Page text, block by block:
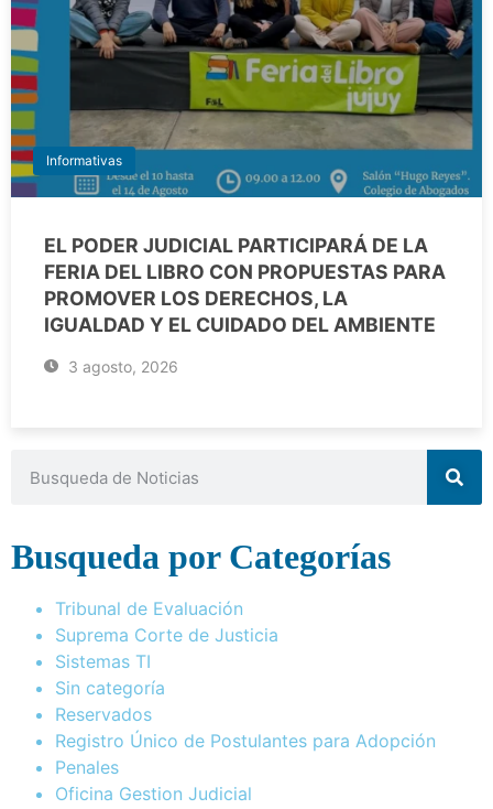
Informativas
EL PODER JUDICIAL PARTICIPARÁ DE LA
FERIA DEL LIBRO CON PROPUESTAS PARA
PROMOVER LOS DERECHOS, LA
IGUALDAD Y EL CUIDADO DEL AMBIENTE
3 agosto, 2026
Busqueda por Categorías
Tribunal de Evaluación
Suprema Corte de Justicia
Sistemas TI
Sin categoría
Reservados
Registro Único de Postulantes para Adopción
Penales
Oficina Gestion Judicial